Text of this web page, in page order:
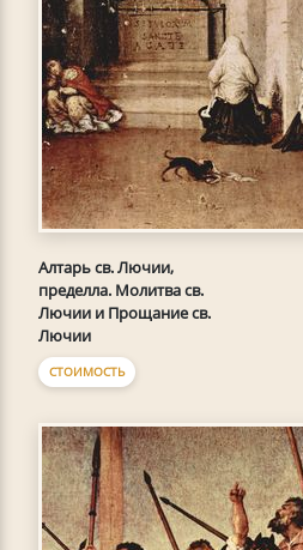
Алтарь св. Лючии,
пределла. Молитва св.
Лючии и Прощание св.
Лючии
СТОИМОСТЬ